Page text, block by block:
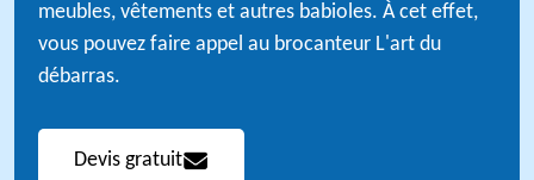
meubles, vêtements et autres babioles. À cet effet,
vous pouvez faire appel au brocanteur L'art du
débarras.
Devis gratuit